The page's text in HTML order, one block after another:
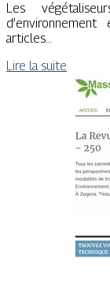
Les
articles…
Lire la suite